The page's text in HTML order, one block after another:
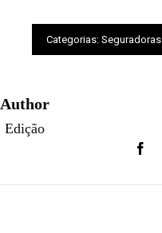
Categorias: Seguradoras
Author
Edição